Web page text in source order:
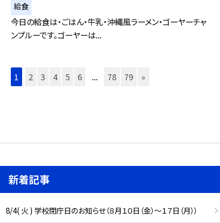
給食
今日の給食は・ごはん・牛乳・沖縄風ラーメン・ゴーヤーチャ
ンプルーです。ゴーヤーは...
1 2 3 4 5 6 ... 78 79 »
新着記事
8/4( 火 ) 学校閉庁日のお知らせ（８月１０日（金）～１７日（月））